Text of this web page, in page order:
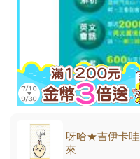
呀哈★吉伊卡哇
來